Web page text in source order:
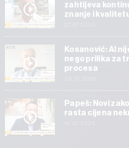
zahtijeva
znanje i
Kosanović: AI
nego prilika za
procesa
Papeš: Novi
rasta cijena